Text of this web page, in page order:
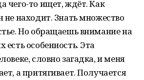
чего-то ищет, ждёт. Как
не находит. Знать множество
Но обращаешь внимание на
особенность. Эта
словно загадка, и меня
а притягивает. Получается